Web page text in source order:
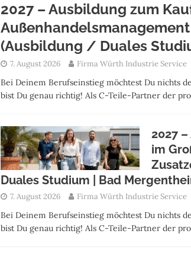
2027 – Ausbildung zum
(Ausbildung / Duales
7. August 2026 Firma Würth Industrie Service
Bei Deinem Berufseinstieg möchtest Du nichts
bist Du genau richtig! Als C-Teile-Partner der
2027
im
Duales Studium | Bad
7. August 2026 Firma Würth Industrie Service
Bei Deinem Berufseinstieg möchtest Du nichts
bist Du genau richtig! Als C-Teile-Partner der